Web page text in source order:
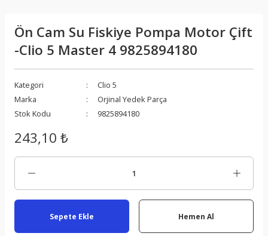
Ön Cam Su Fiskiye Pompa Motor Çift
-Clio 5 Master 4 9825894180
Kategori
Clio 5
Marka
Orjinal Yedek Parça
Stok Kodu
9825894180
243,10 ₺
Sepete Ekle Hemen Al